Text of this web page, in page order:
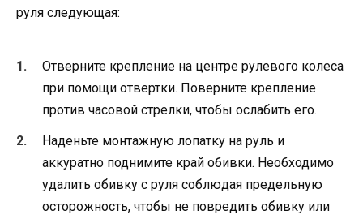
руля следующая:
Отверните крепление на центре рулевого колеса
при помощи отвертки. Поверните крепление
против часовой стрелки, чтобы ослабить его.
Наденьте монтажную лопатку на руль и
аккуратно поднимите край обивки. Необходимо
удалить обивку с руля соблюдая предельную
осторожность, чтобы не повредить обивку или